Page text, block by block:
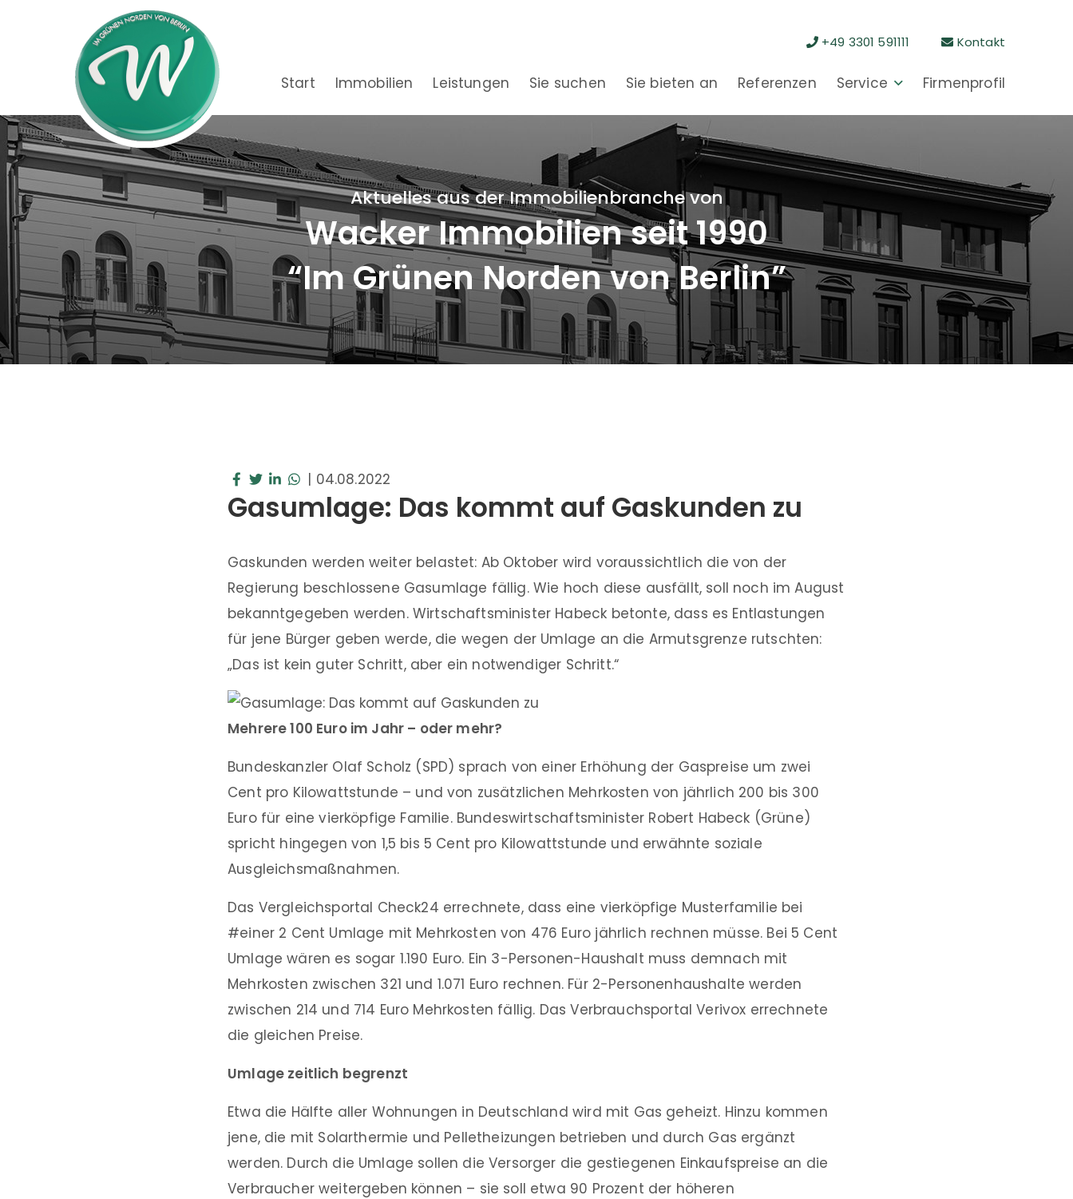
+49 3301 591111 Kontakt
Start Immobilien Leistungen Sie suchen Sie bieten an Referenzen Service Firmenprofil
Aktuelles aus der Immobilienbranche von
Wacker Immobilien seit 1990
“Im Grünen Norden von Berlin”
| 04.08.2022
Gasumlage: Das kommt auf Gaskunden zu
Gaskunden werden weiter belastet: Ab Oktober wird voraussichtlich die von der
Regierung beschlossene Gasumlage fällig. Wie hoch diese ausfällt, soll noch im August
bekanntgegeben werden. Wirtschaftsminister Habeck betonte, dass es Entlastungen
für jene Bürger geben werde, die wegen der Umlage an die Armutsgrenze rutschten:
„Das ist kein guter Schritt, aber ein notwendiger Schritt.“
Mehrere 100 Euro im Jahr – oder mehr?
Bundeskanzler Olaf Scholz (SPD) sprach von einer Erhöhung der Gaspreise um zwei
Cent pro Kilowattstunde – und von zusätzlichen Mehrkosten von jährlich 200 bis 300
Euro für eine vierköpfige Familie. Bundeswirtschaftsminister Robert Habeck (Grüne)
spricht hingegen von 1,5 bis 5 Cent pro Kilowattstunde und erwähnte soziale
Ausgleichsmaßnahmen.
Das Vergleichsportal Check24 errechnete, dass eine vierköpfige Musterfamilie bei
#einer 2 Cent Umlage mit Mehrkosten von 476 Euro jährlich rechnen müsse. Bei 5 Cent
Umlage wären es sogar 1.190 Euro. Ein 3-Personen-Haushalt muss demnach mit
Mehrkosten zwischen 321 und 1.071 Euro rechnen. Für 2-Personenhaushalte werden
zwischen 214 und 714 Euro Mehrkosten fällig. Das Verbrauchsportal Verivox errechnete
die gleichen Preise.
Umlage zeitlich begrenzt
Etwa die Hälfte aller Wohnungen in Deutschland wird mit Gas geheizt. Hinzu kommen
jene, die mit Solarthermie und Pelletheizungen betrieben und durch Gas ergänzt
werden. Durch die Umlage sollen die Versorger die gestiegenen Einkaufspreise an die
Verbraucher weitergeben können – sie soll etwa 90 Prozent der höheren